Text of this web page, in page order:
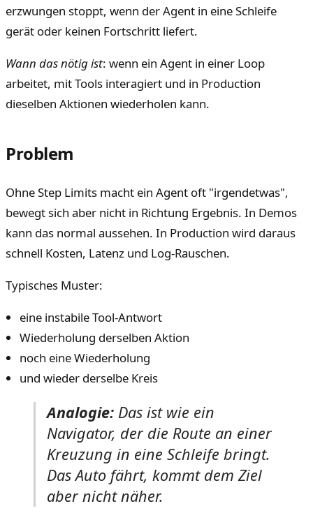
erzwungen stoppt, wenn der Agent in eine Schleife
gerät oder keinen Fortschritt liefert.
Wann das nötig ist: wenn ein Agent in einer Loop
arbeitet, mit Tools interagiert und in Production
dieselben Aktionen wiederholen kann.
Problem
Ohne Step Limits macht ein Agent oft "irgendetwas",
bewegt sich aber nicht in Richtung Ergebnis. In Demos
kann das normal aussehen. In Production wird daraus
schnell Kosten, Latenz und Log-Rauschen.
Typisches Muster:
eine instabile Tool-Antwort
Wiederholung derselben Aktion
noch eine Wiederholung
und wieder derselbe Kreis
Analogie: Das ist wie ein
Navigator, der die Route an einer
Kreuzung in eine Schleife bringt.
Das Auto fährt, kommt dem Ziel
aber nicht näher.